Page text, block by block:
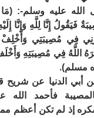
الله عليه وسلم-:
فَيَقُولُ إِنَّا لِلَّهِ وَإِنَّا
فِي مُصِيبَتِي وَأَخْلِفْ
اللَّهُ فِي مُصِيبَتِهِ
مسلم).
أبي الدنيا عن شريح
فأحمد الله
إذ لم تكن أعظم